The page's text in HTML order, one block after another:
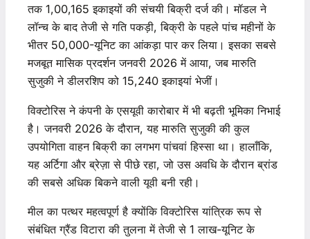
तक 1,00,165 इकाइयों की संचयी बिक्री दर्ज की। मॉडल ने
लॉन्च के बाद तेजी से गति पकड़ी, बिक्री के पहले पांच महीनों के
भीतर 50,000-यूनिट का आंकड़ा पार कर लिया। इसका सबसे
मजबूत मासिक प्रदर्शन जनवरी 2026 में आया, जब मारुति
सुजुकी ने डीलरशिप को 15,240 इकाइयां भेजीं।
विक्टोरिस ने कंपनी के एसयूवी कारोबार में भी बढ़ती भूमिका निभाई
है। जनवरी 2026 के दौरान, यह मारुति सुजुकी की कुल
उपयोगिता वाहन बिक्री का लगभग पांचवां हिस्सा था। हालाँकि,
यह अर्टिगा और ब्रेज़ा से पीछे रहा, जो उस अवधि के दौरान ब्रांड
की सबसे अधिक बिकने वाली यूवी बनी रही।
मील का पत्थर महत्वपूर्ण है क्योंकि विक्टोरिस यांत्रिक रूप से
संबंधित ग्रैंड विटारा की तुलना में तेजी से 1 लाख-यूनिट के